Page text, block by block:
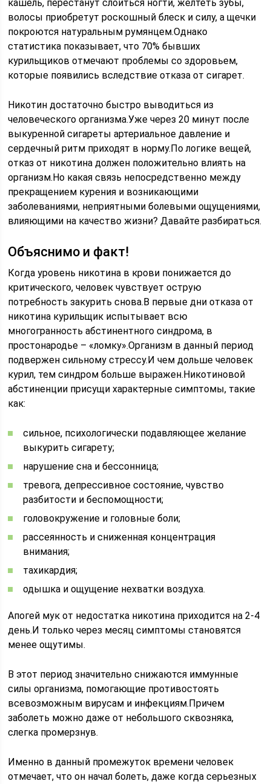
кашель, перестанут слоиться ногти, желтеть зубы,
волосы приобретут роскошный блеск и силу, а щечки
покроются натуральным румянцем.Однако
статистика показывает, что 70% бывших
курильщиков отмечают проблемы со здоровьем,
которые появились вследствие отказа от сигарет.
Никотин достаточно быстро выводиться из
человеческого организма.Уже через 20 минут после
выкуренной сигареты артериальное давление и
сердечный ритм приходят в норму.По логике вещей,
отказ от никотина должен положительно влиять на
организм.Но какая связь непосредственно между
прекращением курения и возникающими
заболеваниями, неприятными болевыми ощущениями,
влияющими на качество жизни? Давайте разбираться.
Объяснимо и факт!
Когда уровень никотина в крови понижается до
критического, человек чувствует острую
потребность закурить снова.В первые дни отказа от
никотина курильщик испытывает всю
многогранность абстинентного синдрома, в
простонародье – «ломку».Организм в данный период
подвержен сильному стрессу.И чем дольше человек
курил, тем синдром больше выражен.Никотиновой
абстиненции присущи характерные симптомы, такие
как:
сильное, психологически подавляющее желание
выкурить сигарету;
нарушение сна и бессонница;
тревога, депрессивное состояние, чувство
разбитости и беспомощности;
головокружение и головные боли;
рассеянность и сниженная концентрация
внимания;
тахикардия;
одышка и ощущение нехватки воздуха.
Апогей мук от недостатка никотина приходится на 2-4
день.И только через месяц симптомы становятся
менее ощутимы.
В этот период значительно снижаются иммунные
силы организма, помогающие противостоять
всевозможным вирусам и инфекциям.Причем
заболеть можно даже от небольшого сквозняка,
слегка промерзнув.
Именно в данный промежуток времени человек
отмечает, что он начал болеть, даже когда серьезных